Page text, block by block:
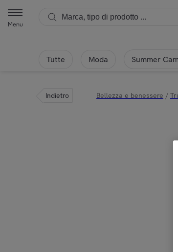
Menu
Tutte Moda Summer
Indietro Bellezza e benessere /